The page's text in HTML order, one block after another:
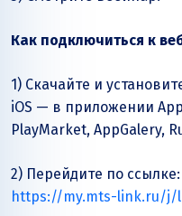
Как подключиться к
1) Скачайте и
iOS — в приложении
PlayMarket, AppGalery,
2) Перейдите по ссылке:
https://my.mts-link.ru/j/